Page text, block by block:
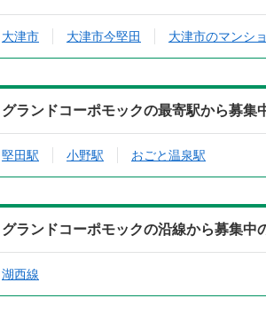
大津市 大津市今堅田 大津市のマンシ
グランドコーポモックの最寄駅から募集
堅田駅 小野駅 おごと温泉駅
グランドコーポモックの沿線から募集中
湖西線